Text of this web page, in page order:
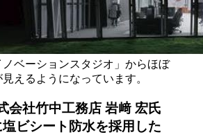
ベーションスタジオ」からほぼ
えるようになっています。
会社竹中工務店 岩﨑 宏氏
塩ビシート防水を採用した